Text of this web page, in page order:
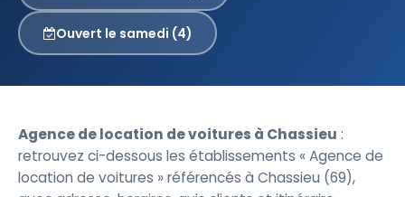
Ouvert le samedi (4)
Agence de location de voitures à Chassieu :
retrouvez ci-dessous les établissements « Agence de
location de voitures » référencés à Chassieu (69),